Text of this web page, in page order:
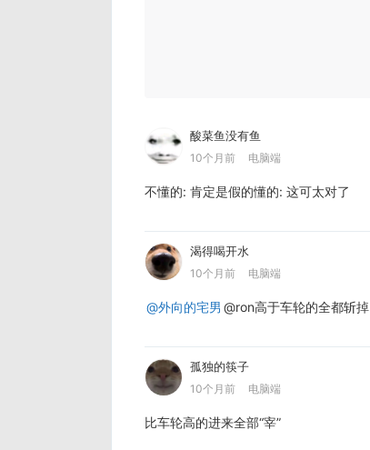
酸菜鱼没有鱼
10个月前 电脑端
不懂的: 肯定是假的懂的: 这可太对了
渴得喝开水
10个月前 电脑端
@外向的宅男 @ron高于车轮的全都斩掉
孤独的筷子
10个月前 电脑端
比车轮高的进来全部“宰”